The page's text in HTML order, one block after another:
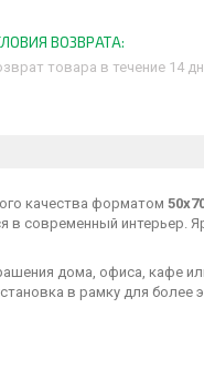
товара в течение 14
качества форматом
современный интерьер.
дома, офиса, кафе
в рамку для